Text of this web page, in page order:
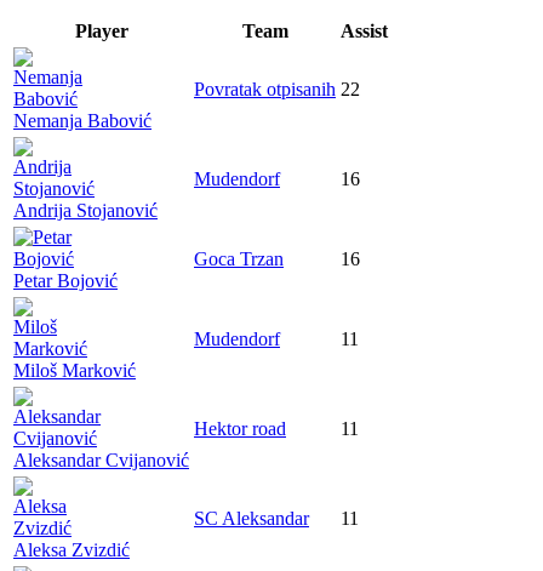
Player Team Assist
Nemanja Babović
Povratak otpisanih 22
Andrija Stojanović
Mudendorf 16
Petar Bojović
Goca Trzan 16
Miloš Marković
Mudendorf 11
Aleksandar Cvijanović
Hektor road 11
Aleksa Zvizdić
SC Aleksandar 11